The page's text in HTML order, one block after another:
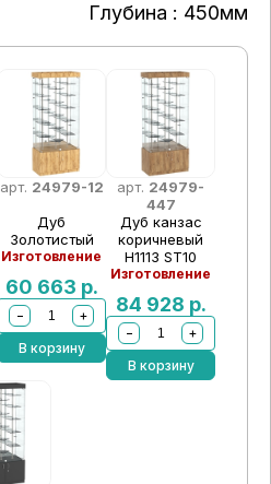
Глубина : 450мм
арт. 24979-12
Дуб
Золотистый
Изготовление
60 663 р.
−
+
В корзину
арт. 24979-
447
Дуб канзас
коричневый
Н1113 ST10
Изготовление
84 928 р.
−
+
В корзину